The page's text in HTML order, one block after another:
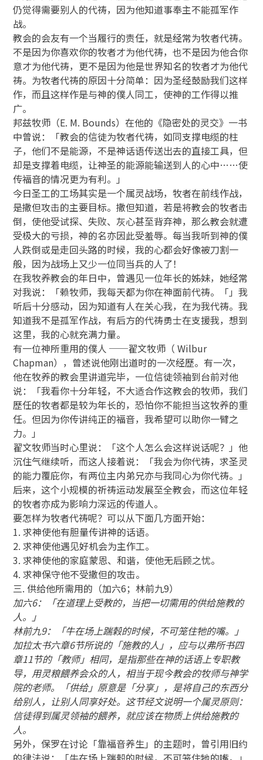
仍觉得需要别人的代祷，因为他知道事奉主不能孤军作
战。
教会的会友有一个当履行的责任，就是经常为牧者代祷。
不是因为你喜欢你的牧者才为他代祷，也不是因为他合你
意才为他代祷，更不是因为他是世界知名的牧者才为他代
祷。为牧者代祷的原因十分简单：因为圣经鼓励我们这样
作，而且这样作是与神的僕人同工，使神的工作得以推
广。
邦兹牧师（E. M. Bounds）在他的《隐密处的灵交》一书
中曾说：「教会的信徒为牧者代祷，如同支撑电缆的柱
子，他们不是能源，不是神话语传送出去的直接工具，但
却是支撑着电缆，让神圣的能源能输送到人的心中……使
传福音的情况更为有利。」
今日圣工的工场其实是一个属灵战场，牧者在前线作战，
是撒但攻击的主要目标。撒但知道，若是将教会的牧者击
倒，使他受试探、失败、灰心甚至背弃神，那么教会就遭
受极大的亏损，神的名亦因此受羞辱。每当我听到神的僕
人跌倒或是走回头路的时候，我的心都会好像被刀割一
般，因为战场上又少一位同当兵的人了！
在我牧养教会的年日中，曾遇见一位年长的姊妹，她经常
对我说：「赖牧师，我每天都为你在神面前代祷。「」我
听后十分感动，因为知道有人在关心我，在为我代祷。我
知道我不是孤军作战，有后方的代祷勇士在支援我，想到
这里，我的心就充满力量。
有一位神所重用的僕人 ──翟文牧师（ Wilbur
Chapman），曾述说他刚出道时的一次经歷。有一次，
他在牧养的教会里讲道完毕，一位信徒领袖到台前对他
说：「我看你十分年轻，不大适合作这教会的牧师，我们
歷任的牧者都是较为年长的，恐怕你不能担当这牧养的重
任。但因为你传讲纯正的福音，我希望可以助你一臂之
力。」
翟文牧师当时心里说：「这个人怎么会这样说话呢？」他
沉住气继续听，而这人接着说：「我会为你代祷，求圣灵
的能力覆庇你，有两位主内弟兄亦与我同心为你代祷。」
后来，这个小规模的祈祷运动发展至全教会，而这位年轻
的牧者亦成为影响力深远的传道人。
要怎样为牧者代祷呢？可以从下面几方面开始：
1. 求神使他有胆量传讲神的话语。
2. 求神使他遇见好机会为主作工。
3. 求神使他的家庭蒙恩、和谐，使他无后顾之忧。
4. 求神保守他不受撒但的攻击。
三. 供给他所需用的（加六6；林前九9）
加六6：「在道理上受教的，当把一切需用的供给施教的
人。」
林前九9：「牛在场上踹榖的时候，不可笼住牠的嘴。」
加拉太书六章6节所说的「施教的人」，应与以弗所书四
章11节的「教师」相同，是指那些在神的话语上专职教
导，用灵粮餵养会众的人，相当于现今教会的牧师与神学
院的老师。「供给」原意是「分享」，是将自己的东西分
给别人，让别人同享好处。这节经文说明一个属灵原则：
信徒得到属灵领袖的餵养，就应该在物质上供给施教的
人。
另外，保罗在讨论「靠福音养生」的主题时，曾引用旧约